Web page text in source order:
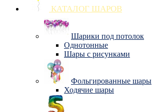
КАТАЛОГ ШАРОВ
Шарики под потолок
Однотонные
Шары с рисунками
Фольгированные шары
Ходячие шары